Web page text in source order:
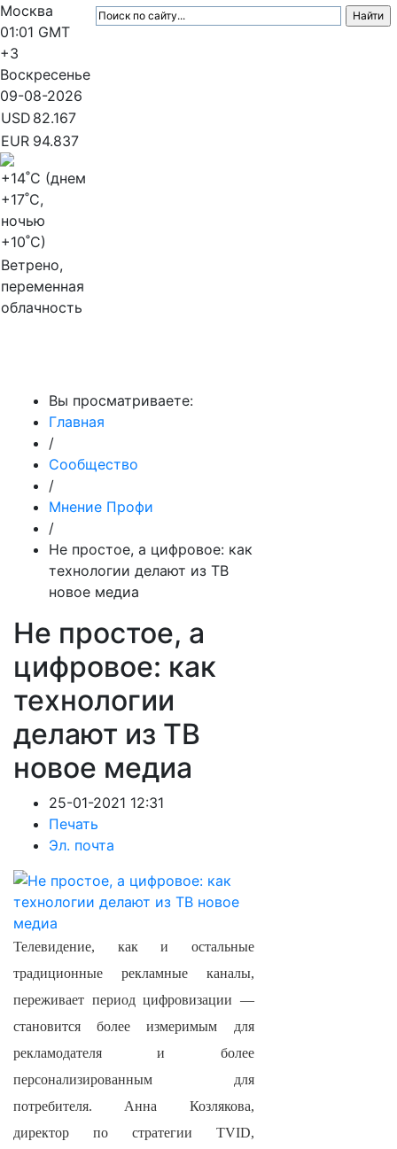
Москва
01:01 GMT
+3
Воскресенье
09-08-2026
USD 82.167
EUR 94.837
+14˚C (днем
+17˚C,
ночью
+10˚C)
Ветрено,
переменная
облачность
Вы просматриваете:
Главная
/
Сообщество
/
Мнение Профи
/
Не простое, а цифровое: как
технологии делают из ТВ
новое медиа
Не простое, а
цифровое: как
технологии
делают из ТВ
новое медиа
25-01-2021 12:31
Печать
Эл. почта
Телевидение, как и остальные
традиционные рекламные каналы,
переживает период цифровизации —
становится более измеримым для
рекламодателя и более
персонализированным для
потребителя. Анна Козлякова,
директор по стратегии TVID,